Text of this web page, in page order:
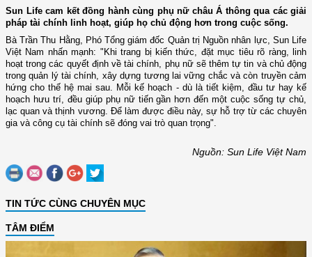
Sun Life cam kết đồng hành cùng phụ nữ châu Á thông qua các giải
pháp tài chính linh hoạt, giúp họ chủ động hơn trong cuộc sống.
Bà Trần Thu Hằng, Phó Tổng giám đốc Quản trị Nguồn nhân lực, Sun Life
Việt Nam nhấn mạnh: "Khi trang bị kiến thức, đặt mục tiêu rõ ràng, linh
hoạt trong các quyết định về tài chính, phụ nữ sẽ thêm tự tin và chủ động
trong quản lý tài chính, xây dựng tương lai vững chắc và còn truyền cảm
hứng cho thế hệ mai sau. Mỗi kế hoạch - dù là tiết kiệm, đầu tư hay kế
hoạch hưu trí, đều giúp phụ nữ tiến gần hơn đến một cuộc sống tự chủ,
lạc quan và thịnh vương. Để làm được điều này, sự hỗ trợ từ các chuyên
gia và công cụ tài chính sẽ đóng vai trò quan trọng".
Nguồn: Sun Life Việt Nam
TIN TỨC CÙNG CHUYÊN MỤC
TÂM ĐIỂM